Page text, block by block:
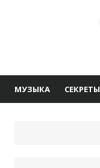
МУЗЫКА СЕКРЕТЫ